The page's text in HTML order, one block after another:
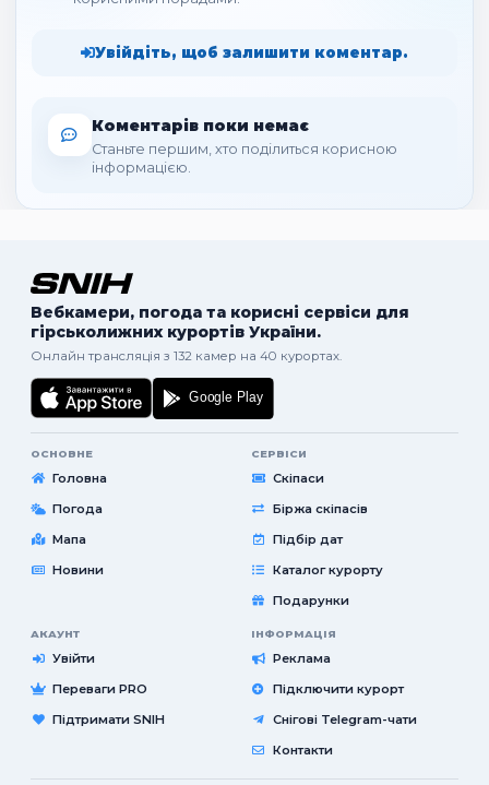
Увійдіть, щоб залишити коментар.
Коментарів поки немає
Станьте першим, хто поділиться корисною
інформацією.
Вебкамери, погода та корисні сервіси для
гірськолижних курортів України.
Онлайн трансляція з 132 камер на 40 курортах.
ОСНОВНЕ
Головна
Погода
Мапа
Новини
СЕРВІСИ
Скіпаси
Біржа скіпасів
Підбір дат
Каталог курорту
Подарунки
АКАУНТ
Увійти
Переваги PRO
Підтримати SNIH
ІНФОРМАЦІЯ
Реклама
Підключити курорт
Снігові Telegram-чати
Контакти